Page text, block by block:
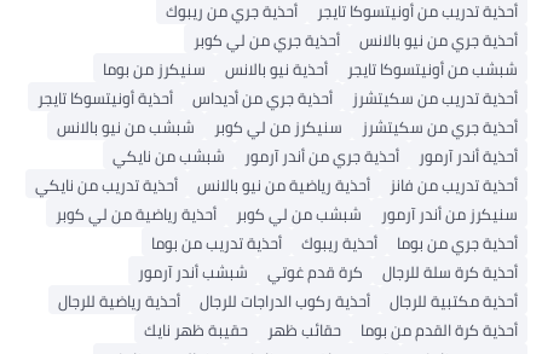
تدريب من أونيتسوكا تايجر
أحذية جري من ريبوك
جري من نيو بالانس
أحذية جري من لي كوبر
من أونيتسوكا تايجر
أحذية نيو بالانس
سنيكرز من بوما
تدريب من سكيتشرز
أحذية جري من أديداس
أحذية أونيتسوكا تايجر
جري من سكيتشرز
سنيكرز من لي كوبر
شبشب من نيو بالانس
أندر آرمور
أحذية جري من أندر آرمور
شبشب من نايكي
تدريب من فانز
أحذية رياضية من نيو بالانس
أحذية تدريب من نايكي
من أندر آرمور
شبشب من لي كوبر
أحذية رياضية من لي كوبر
جري من بوما
أحذية ريبوك
أحذية تدريب من بوما
كرة سلة للرجال
كرة قدم غوتي
شبشب أندر آرمور
مكتبية للرجال
أحذية ركوب الدراجات للرجال
أحذية رياضية للرجال
كرة القدم من بوما
حقائب ظهر
حقيبة ظهر نايك